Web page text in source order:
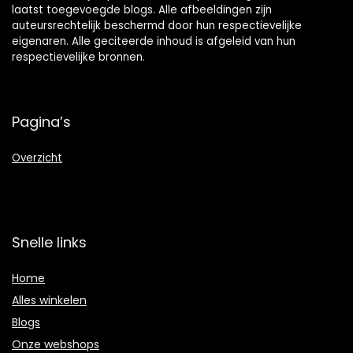
laatst toegevoegde blogs. Alle afbeeldingen zijn
auteursrechtelijk beschermd door hun respectievelijke
eigenaren. Alle geciteerde inhoud is afgeleid van hun
respectievelijke bronnen.
Pagina’s
Overzicht
Snelle links
Home
Alles winkelen
Blogs
Onze webshops